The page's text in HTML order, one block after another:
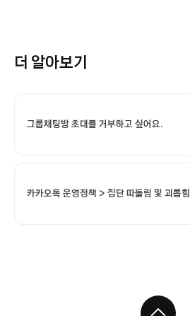
더 알아보기
그룹채팅방 초대를 거부하고 싶어요.
카카오톡 운영정책 > 집단 따돌림 및 괴롭힘